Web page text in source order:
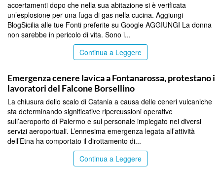
accertamenti dopo che nella sua abitazione si è verificata
un’esplosione per una fuga di gas nella cucina. Aggiungi
BlogSicilia alle tue Fonti preferite su Google AGGIUNGI La donna
non sarebbe in pericolo di vita. Sono i...
Continua a Leggere
Emergenza cenere lavica a Fontanarossa, protestano i
lavoratori del Falcone Borsellino
La chiusura dello scalo di Catania a causa delle ceneri vulcaniche
sta determinando significative ripercussioni operative
sull’aeroporto di Palermo e sul personale impiegato nei diversi
servizi aeroportuali. L’ennesima emergenza legata all’attività
dell’Etna ha comportato il dirottamento di...
Continua a Leggere